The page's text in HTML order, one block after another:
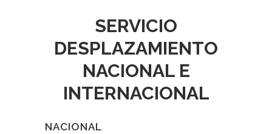
SERVICIO
DESPLAZAMIENTO
NACIONAL E
INTERNACIONAL
NACIONAL